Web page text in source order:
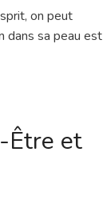
on peut
dans sa peau est
Être et